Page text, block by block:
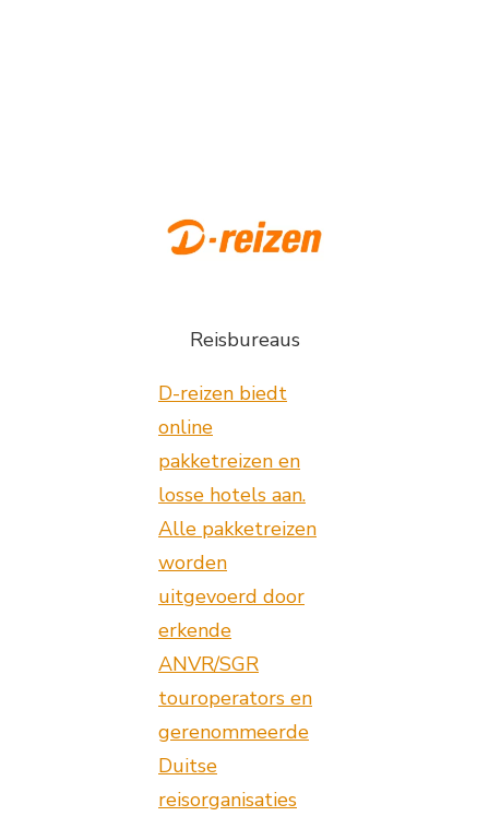
Reisbureaus
D-reizen biedt
online
pakketreizen en
losse hotels aan.
Alle pakketreizen
worden
uitgevoerd door
erkende
ANVR/SGR
touroperators en
gerenommeerde
Duitse
reisorganisaties